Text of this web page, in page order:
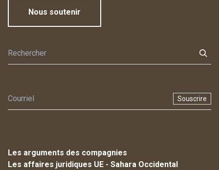
Nous soutenir
Souscrire
Les arguments des compagnies
Les affaires juridiques UE - Sahara Occidental